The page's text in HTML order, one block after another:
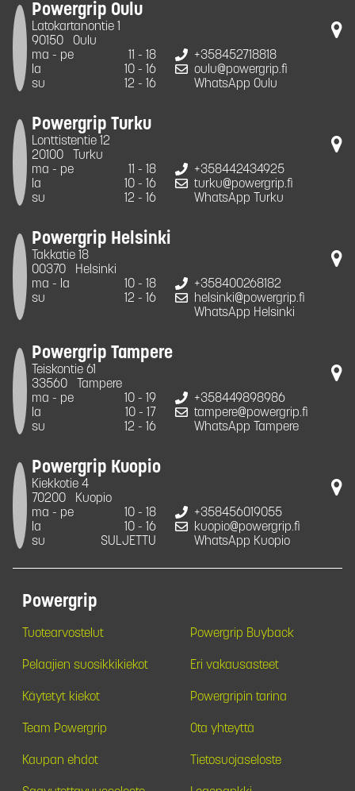
Powergrip Oulu
Latokartanontie 1
90150
Oulu
ma - pe
11 - 18
la
10 - 16
su
12 - 16
+358452718818
oulu@powergrip.fi
WhatsApp Oulu
Powergrip Turku
Lonttistentie 12
20100
Turku
ma - pe
11 - 18
la
10 - 16
su
12 - 16
+358442434925
turku@powergrip.fi
WhatsApp Turku
Powergrip Helsinki
Takkatie 18
00370
Helsinki
ma - la
10 - 18
su
12 - 16
+358400268182
helsinki@powergrip.fi
WhatsApp Helsinki
Powergrip Tampere
Teiskontie 61
33560
Tampere
ma - pe
10 - 19
la
10 - 17
su
12 - 16
+358449898986
tampere@powergrip.fi
WhatsApp Tampere
Powergrip Kuopio
Kiekkotie 4
70200
Kuopio
ma - pe
10 - 18
la
10 - 16
su
SULJETTU
+358456019055
kuopio@powergrip.fi
WhatsApp Kuopio
Powergrip
Tuotearvostelut Powergrip Buyback
Pelaajien suosikkikiekot Eri vakausasteet
Käytetyt kiekot Powergripin tarina
Team Powergrip Ota yhteyttä
Kaupan ehdot Tietosuojaseloste